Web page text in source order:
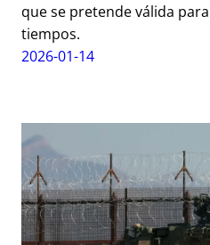
que se pretende válida
tiempos.
2026-01-14